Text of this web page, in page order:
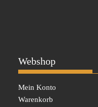
Webshop
Mein Konto
Warenkorb